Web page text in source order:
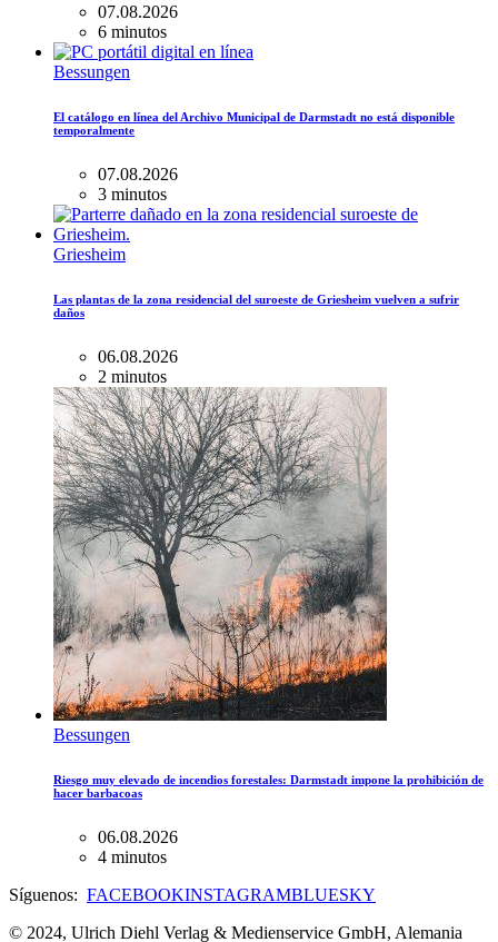
07.08.2026
6 minutos
Bessungen
El catálogo en línea del Archivo Municipal de Darmstadt no está disponible
temporalmente
07.08.2026
3 minutos
Griesheim
Las plantas de la zona residencial del suroeste de Griesheim vuelven a sufrir
daños
06.08.2026
2 minutos
Bessungen
Riesgo muy elevado de incendios forestales: Darmstadt impone la prohibición de
hacer barbacoas
06.08.2026
4 minutos
Síguenos: FACEBOOKINSTAGRAMBLUESKY
© 2024, Ulrich Diehl Verlag & Medienservice GmbH, Alemania